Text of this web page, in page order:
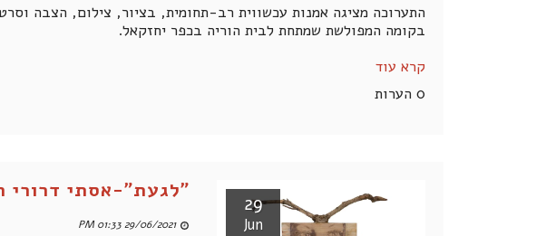
התערוכה מציגה אמנות עכשווית רב-תחומית, בציור, צילום, הצבה
בקומה המפולשת שמתחת לבית הוריה בכפר יחזקאל.
קרא עוד
0 הערות
29
Jun
"לגעת"-אסתי דרורי
29/06/2021 01:33 PM